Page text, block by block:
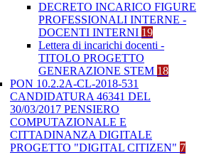
DECRETO INCARICO FIGURE
PROFESSIONALI INTERNE -
DOCENTI INTERNI 19
Lettera di incarichi docenti -
TITOLO PROGETTO
GENERAZIONE STEM 18
PON 10.2.2A-CL-2018-531
CANDIDATURA 46341 DEL
30/03/2017 PENSIERO
COMPUTAZIONALE E
CITTADINANZA DIGITALE
PROGETTO "DIGITAL CITIZEN" 7